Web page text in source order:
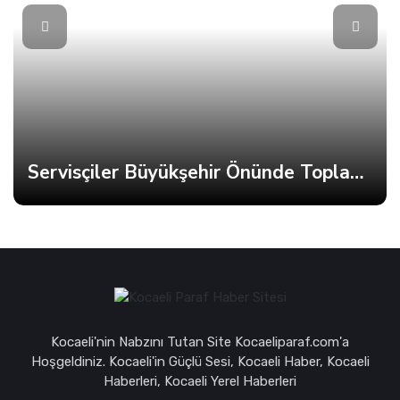
Servisçiler Büyükşehir Önünde Toplandı, Gerginlik Yaşandı
Kocaeli'nin Nabzını Tutan Site Kocaeliparaf.com'a
Hoşgeldiniz. Kocaeli'in Güçlü Sesi, Kocaeli Haber, Kocaeli
Haberleri, Kocaeli Yerel Haberleri